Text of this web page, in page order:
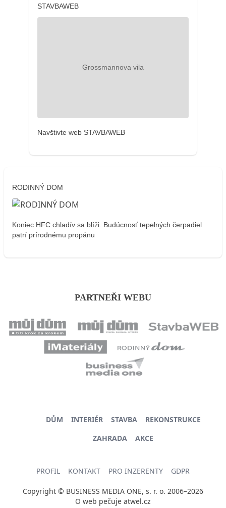
STAVBAWEB
Navštivte web STAVBAWEB
RODINNÝ DOM
Koniec HFC chladív sa blíži. Budúcnosť tepelných čerpadiel
patrí prírodnému propánu
PARTNEŘI WEBU
DŮM INTERIÉR STAVBA
REKONSTRUKCE
ZAHRADA
AKCE
PROFIL KONTAKT PRO INZERENTY GDPR
Copyright © BUSINESS MEDIA ONE, s. r. o. 2006–2026